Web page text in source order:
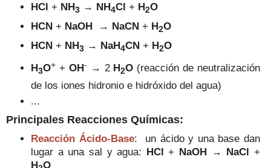
HCl+ NH3 → NH4Cl+ H2O
HCN+ NaOH → NaCN+ H2O
HCN+ N H3 → NaH 4CN+ H2O
H3O+ + OH- → 2 H2O (reacción de neutralización
de los iones hidronio e hidróxido del agua)
...
Principales Reacciones Químicas:
Reacción Ácido-Base: un ácido y una base dan
lugar a una sal y agua: HCl+ NaOH → NaCl +
H O